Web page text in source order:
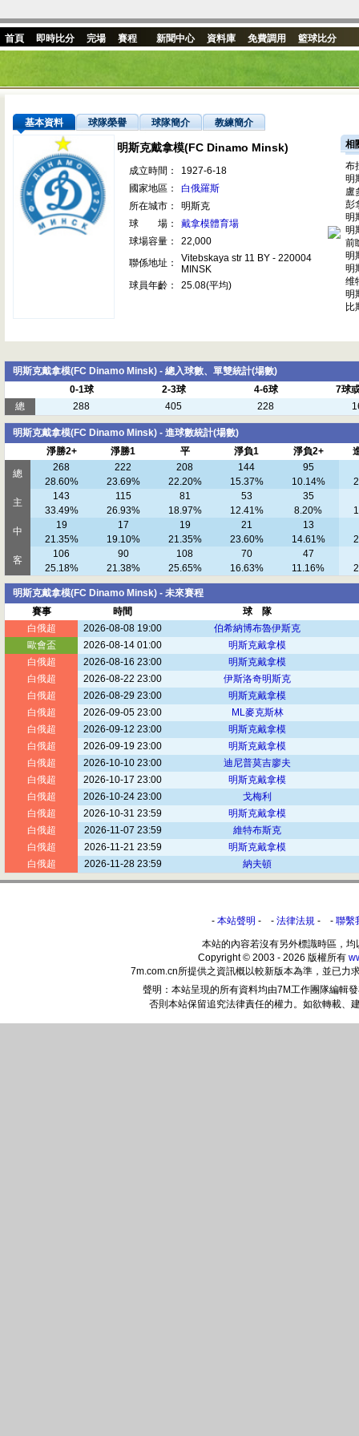
首頁 即時比分 完場 賽程 新聞中心 資料庫 免費調用 籃球比分
基本資料 球隊榮譽 球隊簡介 教練簡介
明斯克戴拿模(FC Dinamo Minsk)
成立時間：
1927-6-18
國家地區：
白俄羅斯
所在城市：
明斯克
球 場：
戴拿模體育場
球場容量：
22,000
聯係地址：
Vitebskaya str 11 BY - 220004
MINSK
球員年齡：
25.08(平均)
相
布
明
盧
彭
明
明
前
明
明
维
明
比
明斯克戴拿模(FC Dinamo Minsk) - 總入球數、單雙統計(場數)
0-1球
2-3球 4-6球
7球
總
288 405 228
明斯克戴拿模(FC Dinamo Minsk) - 進球數統計(場數)
淨勝2+
淨勝1 平 淨負1 淨負2+
總
268 222 208 144
95
28.60%
23.69% 22.20% 15.37% 10.14%
主
143 115 81 53
35
33.49%
26.93% 18.97% 12.41% 8.20%
中
19 17 19 21
13
21.35%
19.10% 21.35% 23.60% 14.61%
客
106 90 108 70
47
25.18%
21.38% 25.65% 16.63% 11.16%
明斯克戴拿模(FC Dinamo Minsk) - 未來賽程
賽事
時間
球 隊
白俄超
2026-08-08 19:00
伯希納博布魯伊斯克
歐會盃
2026-08-14 01:00
明斯克戴拿模
白俄超
2026-08-16 23:00
明斯克戴拿模
白俄超
2026-08-22 23:00
伊斯洛奇明斯克
白俄超
2026-08-29 23:00
明斯克戴拿模
白俄超
2026-09-05 23:00
ML麥克斯林
白俄超
2026-09-12 23:00
明斯克戴拿模
白俄超
2026-09-19 23:00
明斯克戴拿模
白俄超
2026-10-10 23:00
迪尼普莫吉廖夫
白俄超
2026-10-17 23:00
明斯克戴拿模
白俄超
2026-10-24 23:00
戈梅利
白俄超
2026-10-31 23:59
明斯克戴拿模
白俄超
2026-11-07 23:59
維特布斯克
白俄超
2026-11-21 23:59
明斯克戴拿模
白俄超
2026-11-28 23:59 納夫頓
- 本站聲明 - - 法律法規 - - 聯繫
本站的內容若沒有另外標識時區，均
Copyright © 2003 - 2026 版權所有
7m.com.cn所提供之資訊概以較新版本為準，並已力
聲明：本站呈現的所有資料均由7M工作團隊編輯
否則本站保留追究法律責任的權力。如欲轉載、